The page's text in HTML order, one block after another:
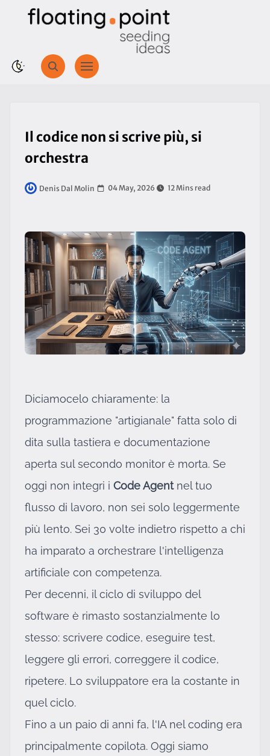
Il codice non si scrive più, si
orchestra
Denis Dal Molin 04 May, 2026 12 Mins read
Diciamocelo chiaramente: la
programmazione "artigianale" fatta solo di
dita sulla tastiera e documentazione
aperta sul secondo monitor è morta. Se
oggi non integri i Code Agentnel tuo
flusso di lavoro, non sei solo leggermente
più lento. Sei 30 volte indietro rispetto a chi
ha imparato a orchestrare l'intelligenza
artificiale con competenza.
Per decenni, il ciclo di sviluppo del
software è rimasto sostanzialmente lo
stesso: scrivere codice, eseguire test,
leggere gli errori, correggere il codice,
ripetere. Lo sviluppatore era la costante in
quel ciclo.
Fino a un paio di anni fa, l'IA nel coding era
principalmente copilota. Oggi siamo